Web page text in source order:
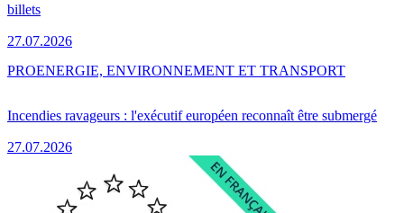
billets
27.07.2026
Incendies ravageurs : l'exécutif européen reconnaît être submergé
27.07.2026
PROENERGIE, ENVIRONNEMENT ET TRANSPORT